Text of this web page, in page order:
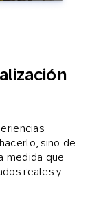
sino de
medida que
reales y